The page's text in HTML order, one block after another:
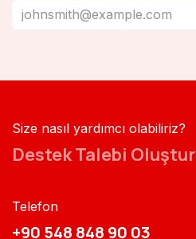
Size nasıl yardımcı olabiliriz?
Destek Talebi Oluştur
Telefon
+90 548 848 90 03​​